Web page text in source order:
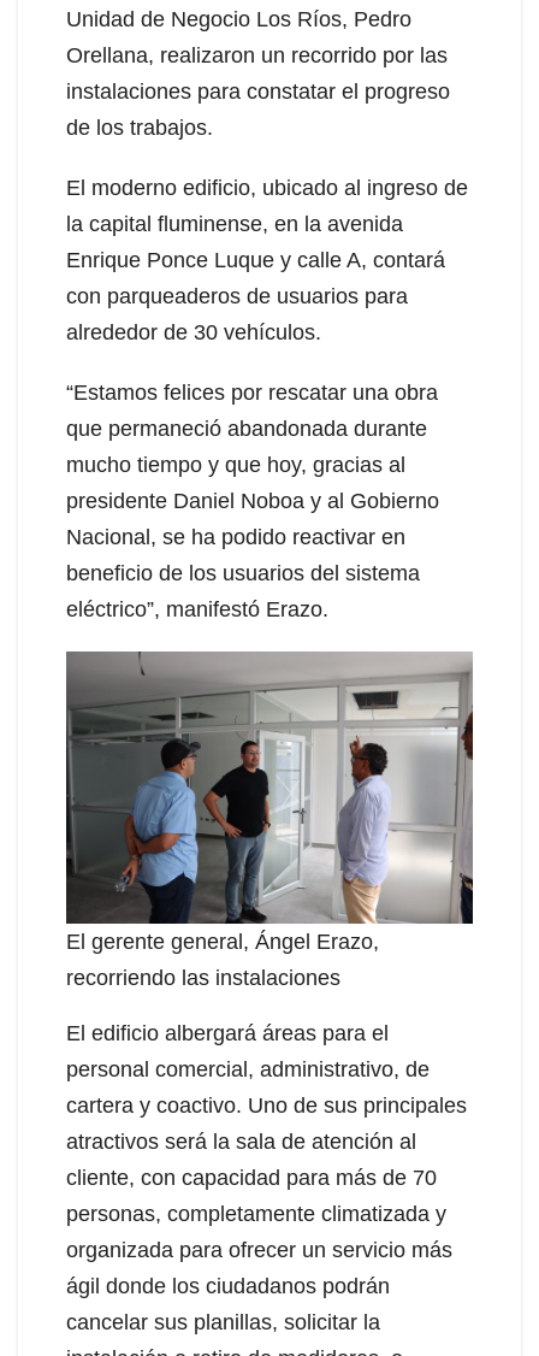
Unidad de Negocio Los Ríos, Pedro
Orellana, realizaron un recorrido por las
instalaciones para constatar el progreso
de los trabajos.
El moderno edificio, ubicado al ingreso de
la capital fluminense, en la avenida
Enrique Ponce Luque y calle A, contará
con parqueaderos de usuarios para
alrededor de 30 vehículos.
“Estamos felices por rescatar una obra
que permaneció abandonada durante
mucho tiempo y que hoy, gracias al
presidente Daniel Noboa y al Gobierno
Nacional, se ha podido reactivar en
beneficio de los usuarios del sistema
eléctrico”, manifestó Erazo.
El gerente general, Ángel Erazo,
recorriendo las instalaciones
El edificio albergará áreas para el
personal comercial, administrativo, de
cartera y coactivo. Uno de sus principales
atractivos será la sala de atención al
cliente, con capacidad para más de 70
personas, completamente climatizada y
organizada para ofrecer un servicio más
ágil donde los ciudadanos podrán
cancelar sus planillas, solicitar la